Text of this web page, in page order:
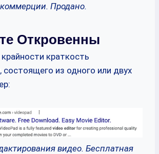
Продано.
Откровенны
краткость
состоящего из одного или двух
видео. Бесплатная